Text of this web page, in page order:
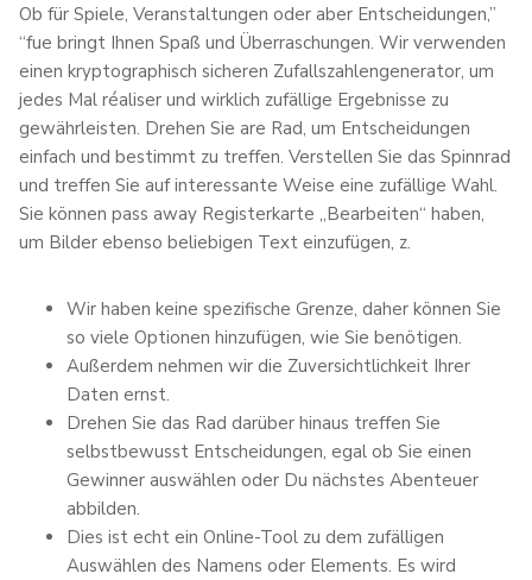
Ob für Spiele, Veranstaltungen oder aber Entscheidungen,”
“fue bringt Ihnen Spaß und Überraschungen. Wir verwenden
einen kryptographisch sicheren Zufallszahlengenerator, um
jedes Mal réaliser und wirklich zufällige Ergebnisse zu
gewährleisten. Drehen Sie are Rad, um Entscheidungen
einfach und bestimmt zu treffen. Verstellen Sie das Spinnrad
und treffen Sie auf interessante Weise eine zufällige Wahl.
Sie können pass away Registerkarte „Bearbeiten“ haben,
um Bilder ebenso beliebigen Text einzufügen, z.
Wir haben keine spezifische Grenze, daher können Sie
so viele Optionen hinzufügen, wie Sie benötigen.
Außerdem nehmen wir die Zuversichtlichkeit Ihrer
Daten ernst.
Drehen Sie das Rad darüber hinaus treffen Sie
selbstbewusst Entscheidungen, egal ob Sie einen
Gewinner auswählen oder Du nächstes Abenteuer
abbilden.
Dies ist echt ein Online-Tool zu dem zufälligen
Auswählen des Namens oder Elements. Es wird